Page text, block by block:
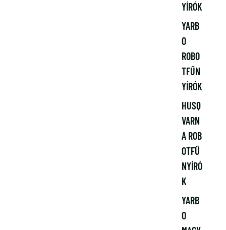
YÍRÓK
YARB
O
ROBO
TFŰN
YÍRÓK
HUSQ
VARN
A ROB
OTFŰ
NYÍRÓ
K
YARB
O